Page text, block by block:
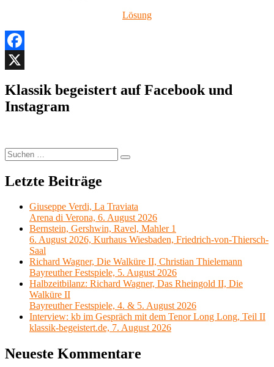
Lösung
Facebook
Klassik begeistert auf Facebook und
Instagram
Suchen
nach:
Suchen
Letzte Beiträge
Giuseppe Verdi, La Traviata
Arena di Verona, 6. August 2026
Bernstein, Gershwin, Ravel, Mahler 1
6. August 2026, Kurhaus Wiesbaden, Friedrich-von-Thiersch-
Saal
Richard Wagner, Die Walküre II, Christian Thielemann
Bayreuther Festspiele, 5. August 2026
Halbzeitbilanz: Richard Wagner, Das Rheingold II, Die
Walküre II
Bayreuther Festspiele, 4. & 5. August 2026
Interview: kb im Gespräch mit dem Tenor Long Long, Teil II
klassik-begeistert.de, 7. August 2026
Neueste Kommentare